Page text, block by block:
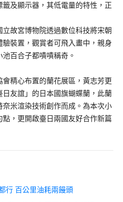
及顯示器，其低電量的特性，正
故宮博物院透過數位科技將宋朝
裝置，觀賞者可飛入畫中，親身
百合子都嘖嘖稱奇。
精心布置的蘭花展區，黃志芳更
友誼」的日本國旗蝴蝶蘭，此蘭
米渲染技術創作而成。為本次小
，更開啟臺日兩國友好合作新篇
行 百公里油耗兩饅頭